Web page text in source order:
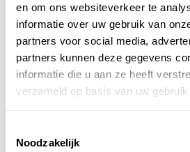
en om ons websiteverkeer te
informatie over uw gebruik van
partners voor social media,
partners kunnen deze gegevens
informatie die u aan ze heeft
verzameld op basis van uw
Noodzakelijk